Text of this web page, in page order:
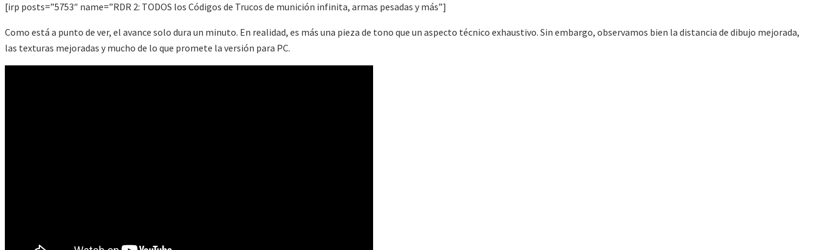
[irp posts=”5753″ name=”RDR 2: TODOS los Códigos de Trucos de munición infinita, armas pesadas y más”]
Como está a punto de ver, el avance solo dura un minuto. En realidad, es más una pieza de tono que un aspecto técnico exhaustivo. Sin embargo, observamos bien la distancia de dibujo mejorada,
las texturas mejoradas y mucho de lo que promete la versión para PC.